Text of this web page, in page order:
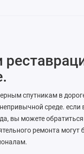
спутникам в
среде.
вы можете
ремонта